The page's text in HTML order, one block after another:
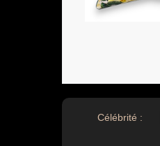
Célébrité :